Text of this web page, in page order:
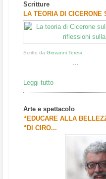
Scritture
LA TEORIA DI CICERONE
Scritto da Giovanni Teresi
...
Leggi tutto
Arte e spettacolo
“EDUCARE ALLA
“DI CIRO...